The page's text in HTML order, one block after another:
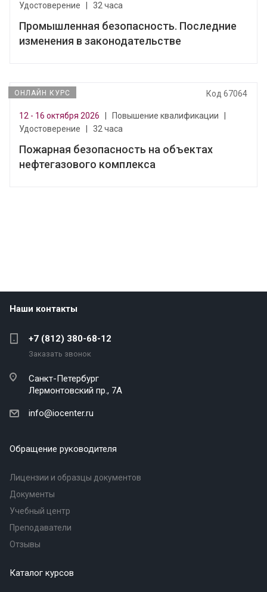
Удостоверение
32 часа
Промышленная безопасность. Последние
изменения в законодательстве
ОНЛАЙН КУРС Код 67064
12 - 16 октября 2026 Повышение квалификации
Удостоверение
32 часа
Пожарная безопасность на объектах
нефтегазового комплекса
Наши контакты
+7 (812) 380-68-12
Заказать звонок
Санкт-Петербург
Лермонтовский пр., 7А
info@iocenter.ru
Обращение руководителя
Лицензии и образцы документов
Документы
Учебный центр
Преподаватели
Отзывы
Каталог курсов